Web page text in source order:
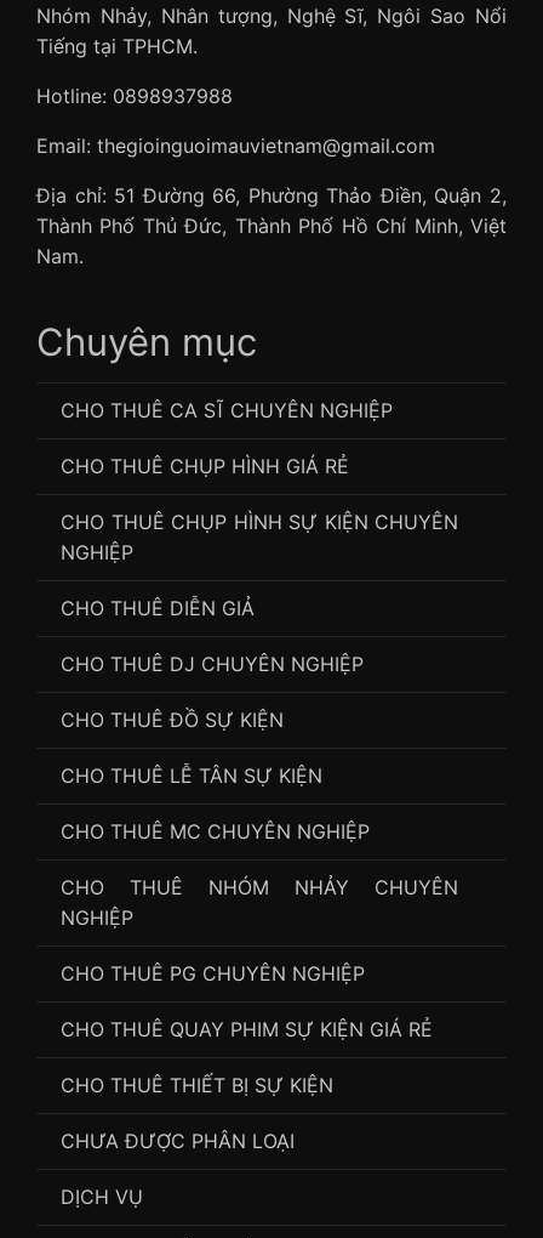
Nhóm Nhảy, Nhân tượng, Nghệ Sĩ, Ngôi Sao Nổi
Tiếng tại TPHCM.
Hotline: 0898937988
Email: thegioinguoimauvietnam@gmail.com
Địa chỉ: 51 Đường 66, Phường Thảo Điền, Quận 2,
Thành Phố Thủ Đức, Thành Phố Hồ Chí Minh, Việt
Nam.
Chuyên mục
CHO THUÊ CA SĨ CHUYÊN NGHIỆP
CHO THUÊ CHỤP HÌNH GIÁ RẺ
CHO THUÊ CHỤP HÌNH SỰ KIỆN CHUYÊN
NGHIỆP
CHO THUÊ DIỄN GIẢ
CHO THUÊ DJ CHUYÊN NGHIỆP
CHO THUÊ ĐỒ SỰ KIỆN
CHO THUÊ LỄ TÂN SỰ KIỆN
CHO THUÊ MC CHUYÊN NGHIỆP
CHO THUÊ NHÓM NHẢY CHUYÊN
NGHIỆP
CHO THUÊ PG CHUYÊN NGHIỆP
CHO THUÊ QUAY PHIM SỰ KIỆN GIÁ RẺ
CHO THUÊ THIẾT BỊ SỰ KIỆN
CHƯA ĐƯỢC PHÂN LOẠI
DỊCH VỤ